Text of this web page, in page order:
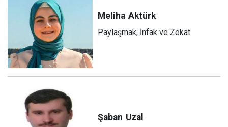
Meliha Aktürk
Paylaşmak, İnfak ve Zekat
Şaban Uzal